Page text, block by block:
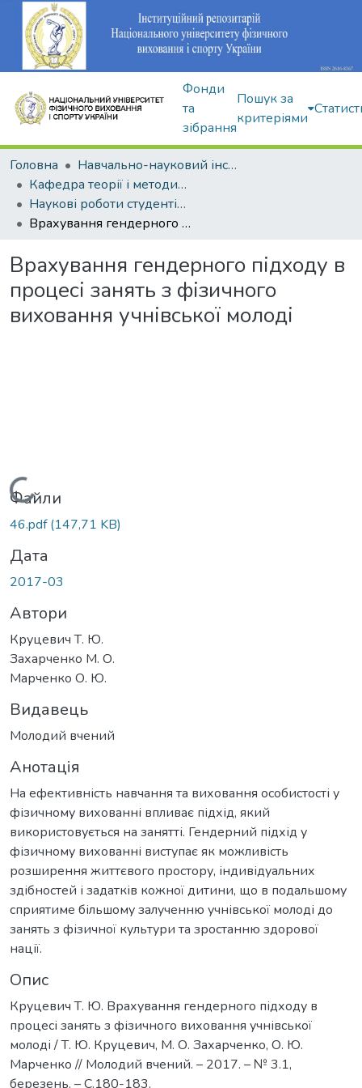
Фонди
та
зібрання
Пошук за
критеріями
Головна
Навчально-науковий інститут здоров'я, реабілітації та фізичного виховання
Кафедра теорії і методики фізичного виховання
Наукові роботи студентів і аспірантів
Врахування гендерного підходу в процесі занять з фізичного виховання учнівської молоді
Врахування гендерного підходу в
процесі занять з фізичного
виховання учнівської молоді
Вантажиться...
Файли
46.pdf(147,71 KB)
Дата
2017-03
Автори
Круцевич Т. Ю.
Захарченко М. О.
Марченко О. Ю.
Видавець
Молодий вчений
Анотація
На ефективність навчання та виховання особистості у
фізичному вихованні впливає підхід, який
використовується на занятті. Гендерний підхід у
фізичному вихованні виступає як можливість
розширення життєвого простору, індивідуальних
здібностей і задатків кожної дитини, що в подальшому
сприятиме більшому залученню учнівської молоді до
занять з фізичної культури та зростанню здорової
нації.
Опис
Круцевич Т. Ю. Врахування гендерного підходу в
процесі занять з фізичного виховання учнівської
молоді / Т. Ю. Круцевич, М. О. Захарченко, О. Ю.
Марченко // Молодий вчений. – 2017. – № 3.1,
березень. – С.180-183.